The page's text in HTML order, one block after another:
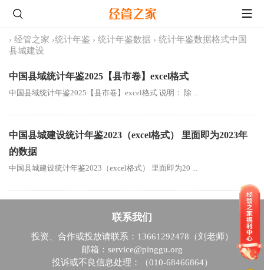
› 经管之家 ›统计年鉴 › 统计年鉴数据 › 统计年鉴数据格式中国
县城建设
中国县域统计年鉴2025【县市卷】excel格式
中国县域统计年鉴2025【县市卷】excel格式 说明： 除 ...
中国县城建设统计年鉴2023（excel格式） 里面即为2023年
的数据
中国县城建设统计年鉴2023（excel格式） 里面即为20 ...
联系我们
投资、合作或投放请联系：13661292478（刘老师）
邮箱：service@pinggu.org
投诉或不良信息处理：（010-68466864）